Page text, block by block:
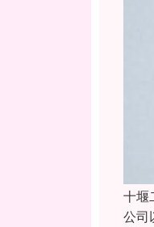
十堰
公司